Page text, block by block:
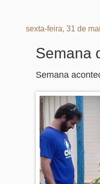
sexta-feira, 31 de
Semana
Semana